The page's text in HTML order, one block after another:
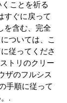
ことを祈る
すぐに戻って
を含む、完全
ついては、こ
従ってくださ
トリのクリー
ザのフルシス
手順に従って
.